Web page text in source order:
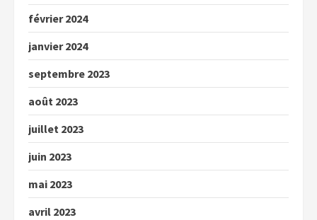
février 2024
janvier 2024
septembre 2023
août 2023
juillet 2023
juin 2023
mai 2023
avril 2023